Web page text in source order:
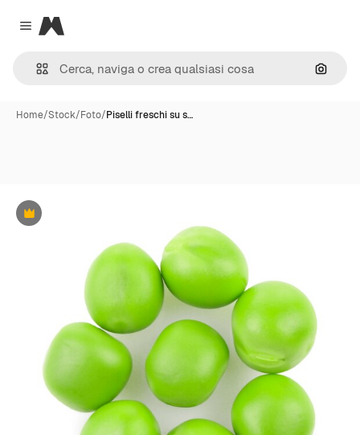
Close menu
Magnific
Cerca
Home/Stock/Foto/Piselli freschi su s…
Premium